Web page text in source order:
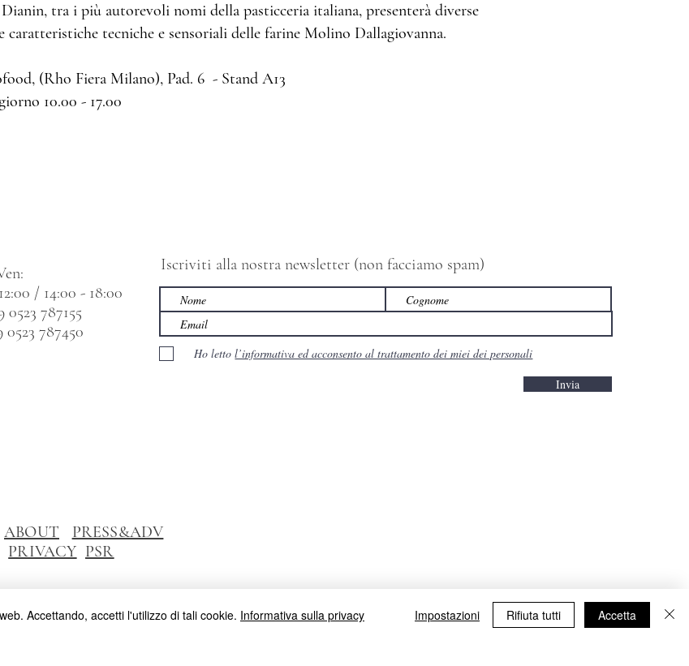
tra i più autorevoli nomi della pasticceria italiana, presenterà diverse
caratteristiche tecniche e sensoriali delle farine Molino Dallagiovanna.
(Rho Fiera Milano), Pad. 6 - Stand A13
10.00 - 17.00​
/ 14:00 - 18:00
0523 787155
0523 787450
Iscriviti alla nostra newsletter (non facciamo spam)
Ho letto l’informativa ed acconsento al trattamento dei miei dei personali
Invia
ABOUT
PRESS&ADV
PRIVACY PSR
Accettando, accetti l'utilizzo di tali cookie. Informativa sulla privacy Impostazioni Rifiuta tutti Accetta